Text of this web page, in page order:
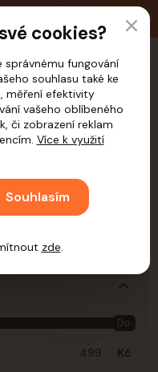
CZK
Drobní savci
Do
Kč
cookies?
správnému fungování
souhlasu také ke
měření efektivity
vašeho oblíbeného
či zobrazení reklam
Více k využití
Souhlasím
zde.